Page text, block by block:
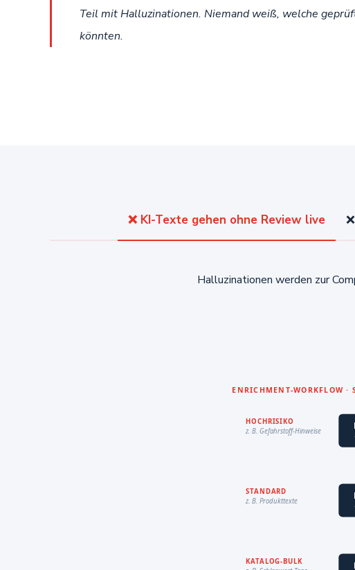
Teil mit Halluzinationen. Niemand weiß, welche
könnten.
❌ KI-Texte gehen ohne Review live
Halluzinationen werden zur